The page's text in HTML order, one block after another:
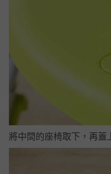
將中間的座椅取下，再蓋